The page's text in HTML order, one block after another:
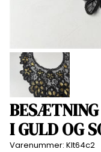
BESÆTNING
I GULD OG
Varenummer: Klt64c2